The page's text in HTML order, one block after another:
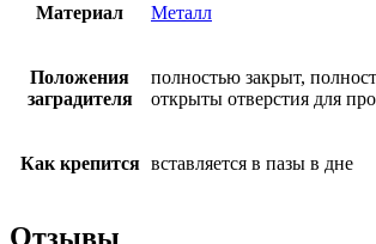
Материал Металл
Положения
заградителя
полностью закрыт,
открыты отверстия для
Как крепится вставляется в пазы в дне
Отзывы